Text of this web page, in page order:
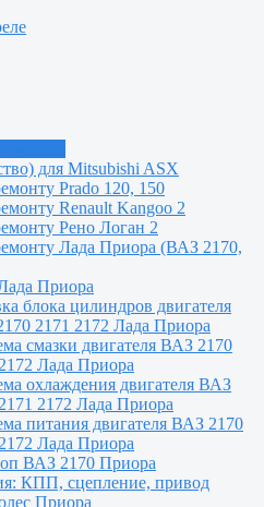
для Mitsubishi ASX
Prado 120, 150
Renault Kangoo 2
Рено Логан 2
Лада Приора (ВАЗ 2170,
Приора
блока цилиндров двигателя
2171 2172 Лада Приора
смазки двигателя ВАЗ 2170
Лада Приора
охлаждения двигателя ВАЗ
2172 Лада Приора
питания двигателя ВАЗ 2170
Лада Приора
ВАЗ 2170 Приора
КПП, сцепление, привод
Приора